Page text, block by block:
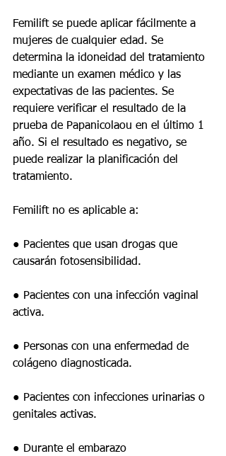
Femilift se puede aplicar fácilmente a
mujeres de cualquier edad. Se
determina la idoneidad del tratamiento
mediante un examen médico y las
expectativas de las pacientes. Se
requiere verificar el resultado de la
prueba de Papanicolaou en el último 1
año. Si el resultado es negativo, se
puede realizar la planificación del
tratamiento.
Femilift no es aplicable a:
● Pacientes que usan drogas que
causarán fotosensibilidad.
● Pacientes con una infección vaginal
activa.
● Personas con una enfermedad de
colágeno diagnosticada.
● Pacientes con infecciones urinarias o
genitales activas.
● Durante el embarazo